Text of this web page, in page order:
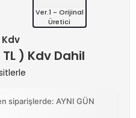
Ver.1 - Orijinal
Üretici
Kdv
) Kdv Dahil
siparişlerde: AYNI GÜN